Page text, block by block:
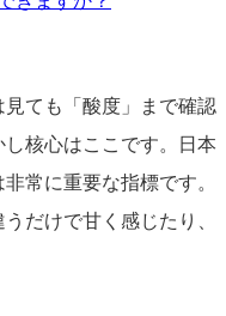
ても「酸度」まで確認
核心はここです。日本
常に重要な指標です。
だけで甘く感じたり、